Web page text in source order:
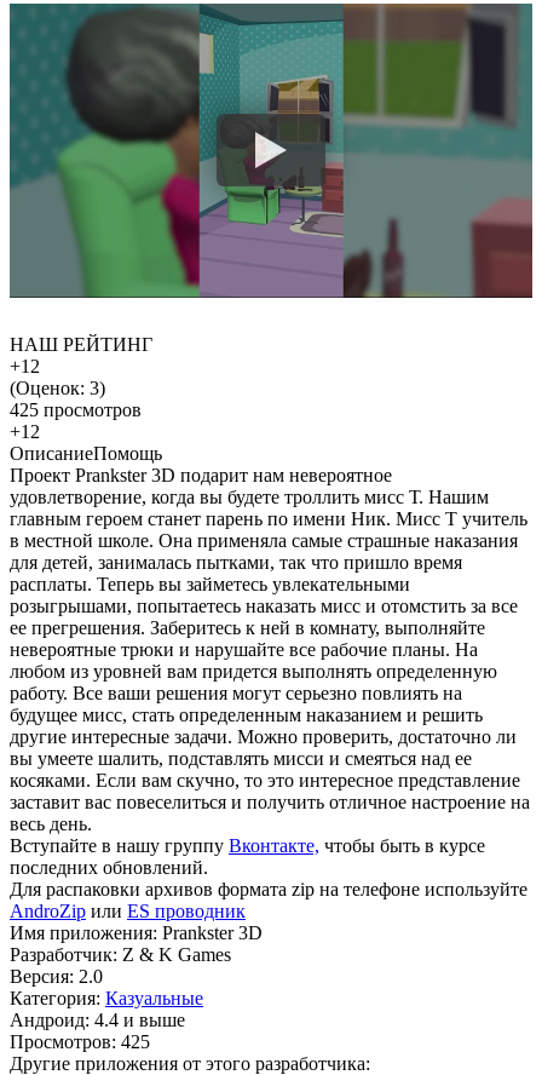
НАШ РЕЙТИНГ
+12
(Оценок: 3)
425 просмотров
+12
ОписаниеПомощь
Проект Prankster 3D подарит нам невероятное
удовлетворение, когда вы будете троллить мисс Т. Нашим
главным героем станет парень по имени Ник. Мисс Т учитель
в местной школе. Она применяла самые страшные наказания
для детей, занималась пытками, так что пришло время
расплаты. Теперь вы займетесь увлекательными
розыгрышами, попытаетесь наказать мисс и отомстить за все
ее прегрешения. Заберитесь к ней в комнату, выполняйте
невероятные трюки и нарушайте все рабочие планы. На
любом из уровней вам придется выполнять определенную
работу. Все ваши решения могут серьезно повлиять на
будущее мисс, стать определенным наказанием и решить
другие интересные задачи. Можно проверить, достаточно ли
вы умеете шалить, подставлять мисси и смеяться над ее
косяками. Если вам скучно, то это интересное представление
заставит вас повеселиться и получить отличное настроение на
весь день.
Вступайте в нашу группу Вконтакте, чтобы быть в курсе
последних обновлений.
Для распаковки архивов формата zip на телефоне используйте
AndroZip или ES проводник
Имя приложения: Prankster 3D
Разработчик: Z & K Games
Версия: 2.0
Категория: Казуальные
Андроид: 4.4 и выше
Просмотров: 425
Другие приложения от этого разработчика: